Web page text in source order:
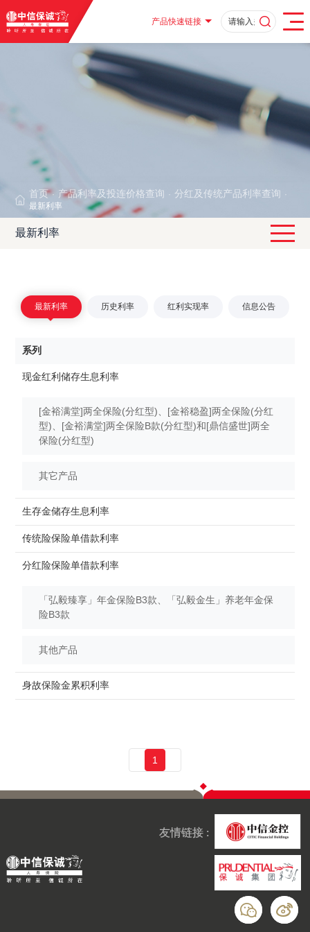
产品快速链接
首页 · 产品利率及投连价格查询 · 分红及传统产品利率查询 ·
最新利率
最新利率
最新利率 历史利率 红利实现率 信息公告
系列
现金红利储存生息利率
[金裕满堂]两全保险(分红型)、[金裕稳盈]两全保险(分红
型)、[金裕满堂]两全保险B款(分红型)和[鼎信盛世]两全
保险(分红型)
其它产品
生存金储存生息利率
传统险保险单借款利率
分红险保险单借款利率
「弘毅臻享」年金保险B3款、「弘毅金生」养老年金保
险B3款
其他产品
身故保险金累积利率
1
友情链接 :